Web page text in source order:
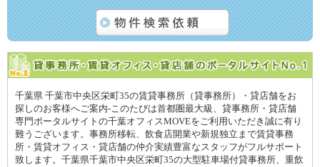
千葉県 千葉市中央区栄町35の賃貸事務所（貸事務所）・貸店舗をお
探しのお客様へご案内-このたびは首都圏最大級、貸事務所・貸店舗
専門ポータルサイトの千葉オフィスMOVEをご利用いただき誠に有り
難うございます。事務所移転、飲食店開業や新規独立まで賃貸事務
所・賃貸オフィス・貸店舗の仲介実績豊富なスタッフがフルサポート
致します。千葉県千葉市中央区栄町35の大型駐車場付貸事務所、重飲